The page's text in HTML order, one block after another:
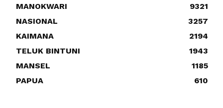
MANOKWARI
9321
NASIONAL
3257
KAIMANA
2194
TELUK BINTUNI
1943
MANSEL
1185
PAPUA
610